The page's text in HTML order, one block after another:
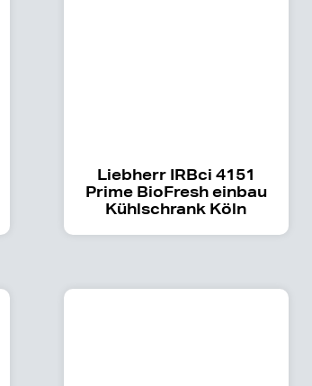
Liebherr IRBci 4151
Prime BioFresh einbau
Kühlschrank Köln